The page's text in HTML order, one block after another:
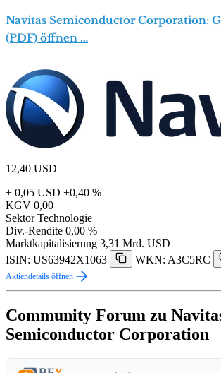
Navitas Semiconductor Corporation:
(PDF) öffnen …
12,40 USD
+ 0,05 USD +0,40 %
KGV 0,00
Sektor Technologie
Div.-Rendite 0,00 %
Marktkapitalisierung 3,31 Mrd. USD
ISIN: US63942X1063
WKN: A3C5RC
Aktiendetails öffnen
Community Forum zu
Semiconductor Corporation